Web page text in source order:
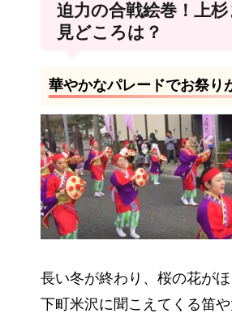
迫力の合戦絵巻！上
見どころは？
華やかなパレードでお祭り
長い冬が終わり、桜の花が
下町米沢に聞こえてくる笛や